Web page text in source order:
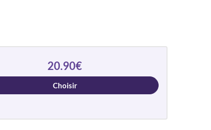
20.90€
Choisir